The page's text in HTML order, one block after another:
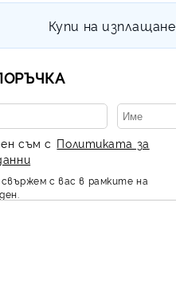
Купи на изплащане
съм с Политиката за
с вас в рамките на